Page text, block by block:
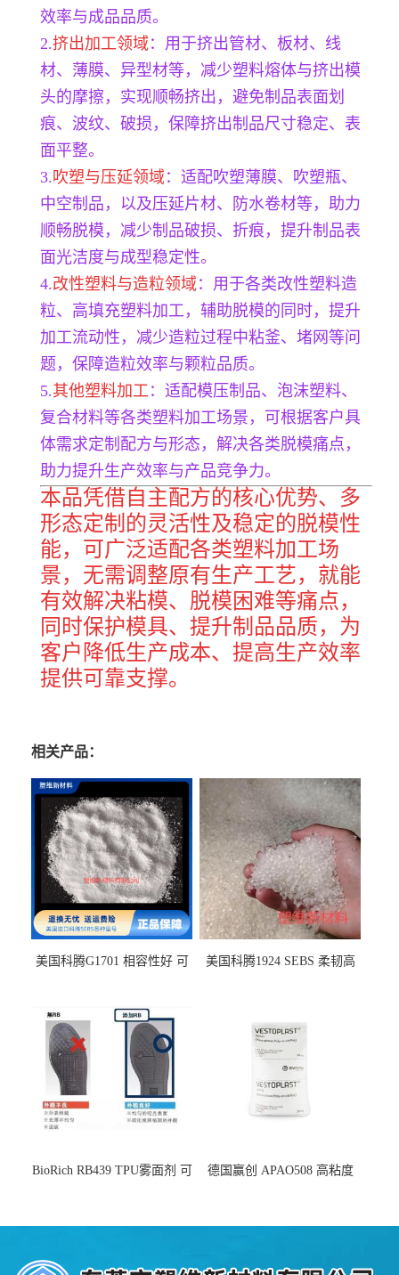
效率与成品品质。
2.挤出加工领域 ：用于挤出管材、板材、线
材、薄膜、异型材等，减少塑料熔体与挤出模
头的摩擦，实现顺畅挤出，避免制品表面划
痕、波纹、破损，保障挤出制品尺寸稳定、表
面平整。
3.吹塑与压延领域 ：适配吹塑薄膜、吹塑瓶、
中空制品，以及压延片材、防水卷材等，助力
顺畅脱模，减少制品破损、折痕，提升制品表
面光洁度与成型稳定性。
4.改性塑料与造粒领域 ：用于各类改性塑料造
粒、高填充塑料加工，辅助脱模的同时，提升
加工流动性，减少造粒过程中粘釜、堵网等问
题，保障造粒效率与颗粒品质。
5.其他塑料加工 ：适配模压制品、泡沫塑料、
复合材料等各类塑料加工场景，可根据客户具
体需求定制配方与形态，解决各类脱模痛点，
助力提升生产效率与产品竞争力。
本品凭借自主配方的核心优势、多
形态定制的灵活性及稳定的脱模性
能，可广泛适配各类塑料加工场
景，无需调整原有生产工艺，就能
有效解决粘模、脱模困难等痛点，
同时保护模具、提升制品品质，为
客户降低生产成本、提高生产效率
提供可靠支撑。
相关产品：
美国科腾G1701 相容性好 可
美国科腾1924 SEBS 柔韧高
BioRich RB439 TPU雾面剂 可
德国赢创 APAO508 高粘度